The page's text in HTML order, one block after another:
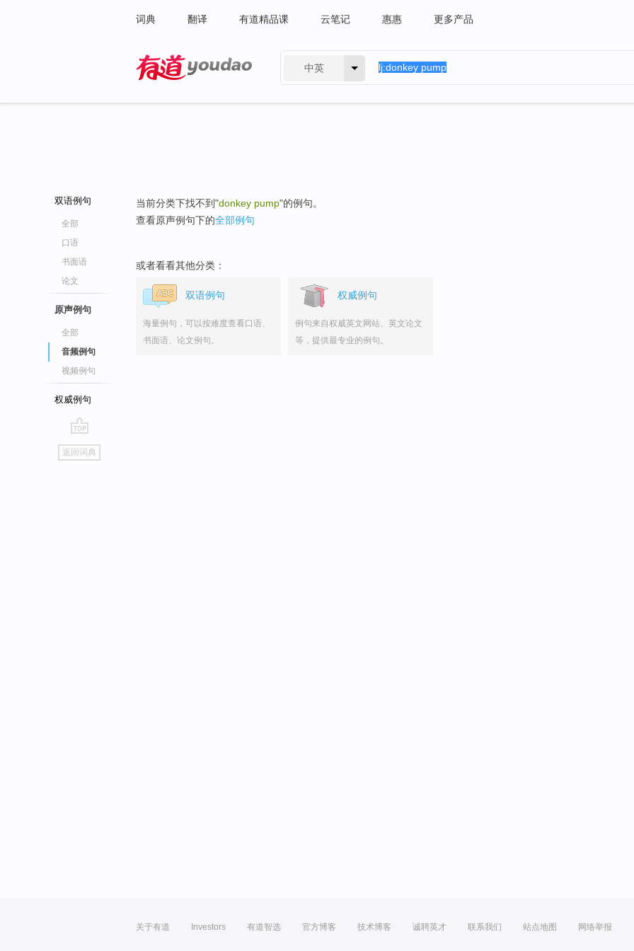
词典 翻译 有道精品课 云笔记 惠惠 更多产品
中英
双语例句
全部
口语
书面语
论文
原声例句
全部
音频例句
视频例句
权威例句
go
top
返回词典
当前分类下找不到"donkey pump"的例句。
查看原声例句下的全部例句
或者看看其他分类：
双语例句
海量例句，可以按难度查看口语、
书面语、论文例句。
权威例句
例句来自权威英文网站、英文论文
等，提供最专业的例句。
关于有道 Investors 有道智选 官方博客 技术博客 诚聘英才 联系我们 站点地图 网络举报